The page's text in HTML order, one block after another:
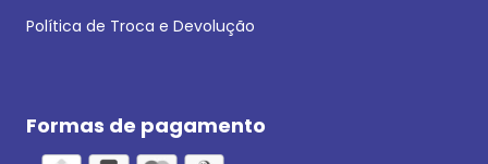
Política de Troca e Devolução
Formas de pagamento